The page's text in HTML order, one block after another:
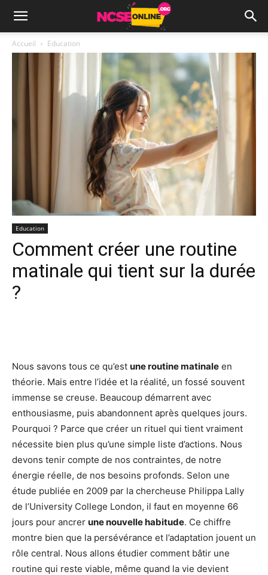
Accueil Education
Education
Comment créer une routine
matinale qui tient sur la durée
?
Nous savons tous ce qu’est une routine matinale en
théorie. Mais entre l’idée et la réalité, un fossé souvent
immense se creuse. Beaucoup démarrent avec
enthousiasme, puis abandonnent après quelques jours.
Pourquoi ? Parce que créer un rituel qui tient vraiment
nécessite bien plus qu’une simple liste d’actions. Nous
devons tenir compte de nos contraintes, de notre
énergie réelle, de nos besoins profonds. Selon une
étude publiée en 2009 par la chercheuse Philippa Lally
de l’University College London, il faut en moyenne 66
jours pour ancrer une nouvelle habitude. Ce chiffre
montre bien que la persévérance et l’adaptation jouent un
rôle central. Nous allons étudier comment bâtir une
routine qui reste viable, même quand la vie devient